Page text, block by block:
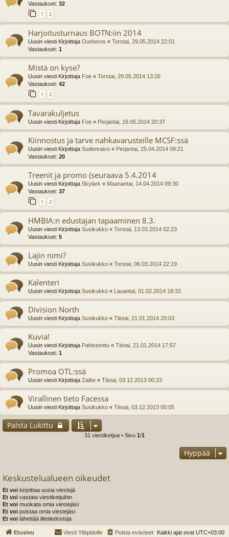
Vastaukset: 32
1 2
Harjoitusturnaus BOTN:iin 2014
Uusin viesti Kirjoittaja Ourboros « Torstai, 29.05.2014 22:01
Vastaukset: 1
Mistä on kyse?
Uusin viesti Kirjoittaja Foe « Torstai, 29.05.2014 13:26
Vastaukset: 42
1 2
Tavarakuljetus
Uusin viesti Kirjoittaja Foe « Perjantai, 16.05.2014 20:37
Kiinnostus ja tarve nahkavarusteille MCSF:ssä
Uusin viesti Kirjoittaja Sudenraivo « Perjantai, 25.04.2014 09:21
Vastaukset: 20
Treenit ja promo (seuraava 5.4.2014
Uusin viesti Kirjoittaja Skylark « Maanantai, 14.04.2014 09:30
Vastaukset: 37
1 2
HMBIA:n edustajan tapaaminen 8.3.
Uusin viesti Kirjoittaja Susikukko « Torstai, 13.03.2014 02:23
Vastaukset: 5
Lajin nimi?
Uusin viesti Kirjoittaja Susikukko « Torstai, 06.03.2014 22:19
Kalenteri
Uusin viesti Kirjoittaja Susikukko « Lauantai, 01.02.2014 18:32
Division North
Uusin viesti Kirjoittaja Susikukko « Tiistai, 21.01.2014 20:03
Kuvia!
Uusin viesti Kirjoittaja Pahistonttu « Tiistai, 21.01.2014 17:57
Vastaukset: 1
Promoa OTL:ssä
Uusin viesti Kirjoittaja Zaibe « Tiistai, 03.12.2013 00:23
Virallinen tieto Facessa
Uusin viesti Kirjoittaja Susikukko « Tiistai, 03.12.2013 00:05
Palsta Lukittu
31 viestiketjua • Sivu 1 /1
Hyppää
Keskustelualueen oikeudet
Et voi kirjoittaa uusia viestejä
Et voi vastata viestiketjuihin
Et voi muokata omia viestejäsi
Et voi poistaa omia viestejäsi
Et voi lähettää liitetiedostoja
Etusivu Kaikki ajat ovat UTC+03:00
Poista evästeet
Viesti Ylläpidolle